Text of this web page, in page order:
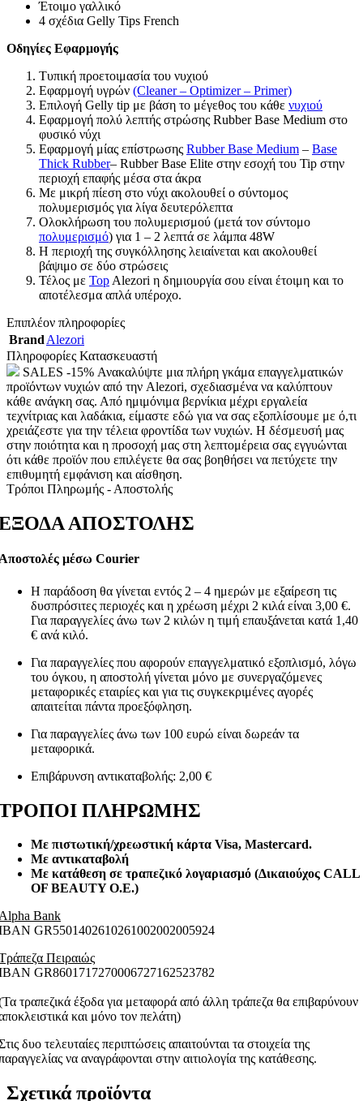
Έτοιμο γαλλικό
4 σχέδια Gelly Tips French
Οδηγίες Εφαρμογής
Τυπική προετοιμασία του νυχιού
Εφαρμογή υγρών (Cleaner – Optimizer – Primer)
Επιλογή Gelly tip με βάση το μέγεθος του κάθε νυχιού
Εφαρμογή πολύ λεπτής στρώσης Rubber Base Medium στο
φυσικό νύχι
Εφαρμογή μίας επίστρωσης Rubber Base Medium – Base
Thick Rubber– Rubber Base Elite στην εσοχή του Tip στην
περιοχή επαφής μέσα στα άκρα
Με μικρή πίεση στο νύχι ακολουθεί ο σύντομος
πολυμερισμός για λίγα δευτερόλεπτα
Ολοκλήρωση του πολυμερισμού (μετά τον σύντομο
πολυμερισμό) για 1 – 2 λεπτά σε λάμπα 48W
Η περιοχή της συγκόλλησης λειαίνεται και ακολουθεί
βάψιμο σε δύο στρώσεις
Τέλος με Top Alezori η δημιουργία σου είναι έτοιμη και το
αποτέλεσμα απλά υπέροχο.
Επιπλέον πληροφορίες
Brand Alezori
Πληροφορίες Κατασκευαστή
SALES -15% Ανακαλύψτε μια πλήρη γκάμα επαγγελματικών
προϊόντων νυχιών από την Alezori, σχεδιασμένα να καλύπτουν
κάθε ανάγκη σας. Από ημιμόνιμα βερνίκια μέχρι εργαλεία
τεχνίτριας και λαδάκια, είμαστε εδώ για να σας εξοπλίσουμε με ό,τι
χρειάζεστε για την τέλεια φροντίδα των νυχιών. Η δέσμευσή μας
στην ποιότητα και η προσοχή μας στη λεπτομέρεια σας εγγυώνται
ότι κάθε προϊόν που επιλέγετε θα σας βοηθήσει να πετύχετε την
επιθυμητή εμφάνιση και αίσθηση.
Τρόποι Πληρωμής - Αποστολής
ΑΠΟΣΤΟΛΗΣ
μέσω Courier
Η παράδοση θα γίνεται εντός 2 – 4 ημερών με εξαίρεση τις
δυσπρόσιτες περιοχές και η χρέωση μέχρι 2 κιλά είναι 3,00 €.
Για παραγγελίες άνω των 2 κιλών η τιμή επαυξάνεται κατά 1,40
€ ανά κιλό.
Για παραγγελίες που αφορούν επαγγελματικό εξοπλισμό, λόγω
του όγκου, η αποστολή γίνεται μόνο με συνεργαζόμενες
μεταφορικές εταιρίες και για τις συγκεκριμένες αγορές
απαιτείται πάντα προεξόφληση.
Για παραγγελίες άνω των 100 ευρώ είναι δωρεάν τα
μεταφορικά.
Επιβάρυνση αντικαταβολής: 2,00 €
ΠΛΗΡΩΜΗΣ
Με πιστωτική/χρεωστική κάρτα Visa, Mastercard.
Με αντικαταβολή
Με κατάθεση σε τραπεζικό λογαριασμό (Δικαιούχος CALL
OF BEAUTY O.E.)
Bank
GR5501402610261002002005924
Πειραιώς
GR8601717270006727162523782
τραπεζικά έξοδα για μεταφορά από άλλη τράπεζα θα επιβαρύνουν
και μόνο τον πελάτη)
δυο τελευταίες περιπτώσεις απαιτούνται τα στοιχεία της
να αναγράφονται στην αιτιολογία της κατάθεσης.
Σχετικά προϊόντα